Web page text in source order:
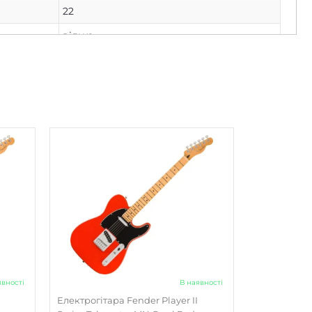
22
вільха
6-Saddle String-Through-Body Tele with
Block Steel Saddles
В наявності
Електрогітара Fender Player II